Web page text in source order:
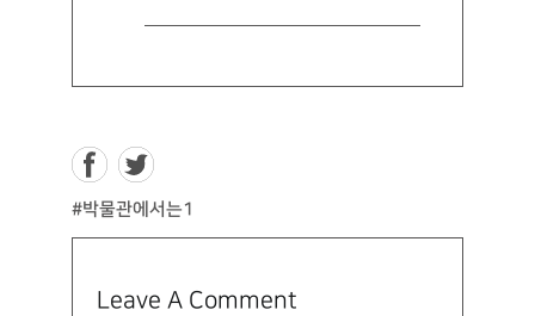
#박물관에서는1
Leave A Comment